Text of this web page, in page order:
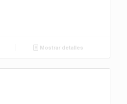
Mostrar detalles